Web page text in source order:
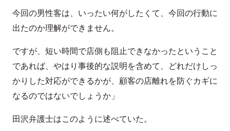
今回の男性客は、いったい何がしたくて、今回の行動に
出たのか理解ができません。
ですが、短い時間で店側も阻止できなかったということ
であれば、やはり事後的な説明を含めて、どれだけしっ
かりした対応ができるかが、顧客の店離れを防ぐカギに
なるのではないでしょうか」
田沢弁護士はこのように述べていた。